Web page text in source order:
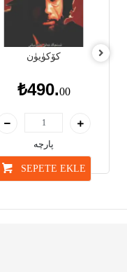
كۆكۈيۈن
₺490.00
پارچە
SEPETE EKLE